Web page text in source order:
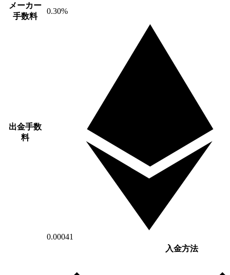
メーカー
手数料
0.30%
出金手数
料
0.00041
入金方法